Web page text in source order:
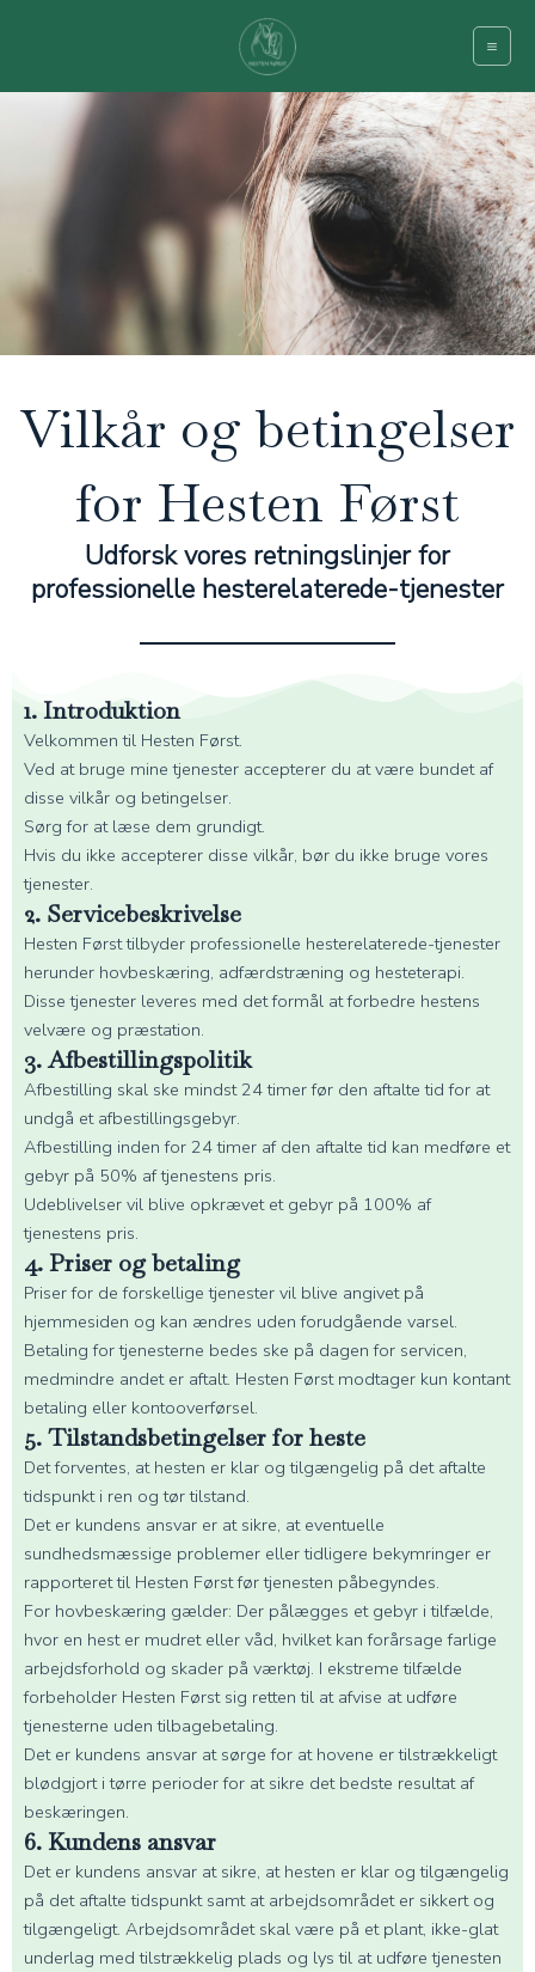
Vilkår og betingelser
for Hesten Først
Udforsk vores retningslinjer for
professionelle hesterelaterede-tjenester
1. Introduktion
Velkommen til Hesten Først.
Ved at bruge mine tjenester accepterer du at være bundet af
disse vilkår og betingelser.
Sørg for at læse dem grundigt.
Hvis du ikke accepterer disse vilkår, bør du ikke bruge vores
tjenester.
2. Servicebeskrivelse
Hesten Først tilbyder professionelle hesterelaterede-tjenester
herunder hovbeskæring, adfærdstræning og hesteterapi.
Disse tjenester leveres med det formål at forbedre hestens
velvære og præstation.
3. Afbestillingspolitik
Afbestilling skal ske mindst 24 timer før den aftalte tid for at
undgå et afbestillingsgebyr.
Afbestilling inden for 24 timer af den aftalte tid kan medføre et
gebyr på 50% af tjenestens pris.
Udeblivelser vil blive opkrævet et gebyr på 100% af
tjenestens pris.
4. Priser og betaling
Priser for de forskellige tjenester vil blive angivet på
hjemmesiden og kan ændres uden forudgående varsel.
Betaling for tjenesterne bedes ske på dagen for servicen,
medmindre andet er aftalt. Hesten Først modtager kun kontant
betaling eller kontooverførsel.
5. Tilstandsbetingelser for heste
Det forventes, at hesten er klar og tilgængelig på det aftalte
tidspunkt i ren og tør tilstand.
Det er kundens ansvar er at sikre, at eventuelle
sundhedsmæssige problemer eller tidligere bekymringer er
rapporteret til Hesten Først før tjenesten påbegyndes.
For hovbeskæring gælder: Der pålægges et gebyr i tilfælde,
hvor en hest er mudret eller våd, hvilket kan forårsage farlige
arbejdsforhold og skader på værktøj. I ekstreme tilfælde
forbeholder Hesten Først sig retten til at afvise at udføre
tjenesterne uden tilbagebetaling.
Det er kundens ansvar at sørge for at hovene er tilstrækkeligt
blødgjort i tørre perioder for at sikre det bedste resultat af
beskæringen.
6. Kundens ansvar
Det er kundens ansvar at sikre, at hesten er klar og tilgængelig
på det aftalte tidspunkt samt at arbejdsområdet er sikkert og
tilgængeligt. Arbejdsområdet skal være på et plant, ikke-glat
underlag med tilstrækkelig plads og lys til at udføre tjenesten